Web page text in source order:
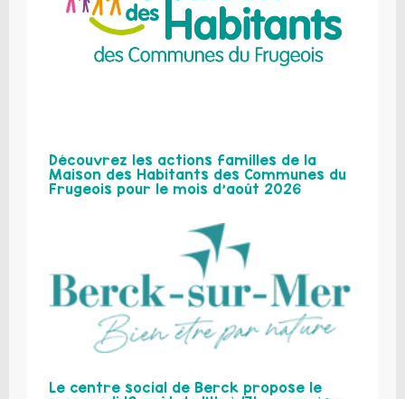
Découvrez les actions familles de la
Maison des Habitants des Communes du
Frugeois pour le mois d’août 2026
Le centre social de Berck propose le